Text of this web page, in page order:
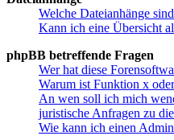
Welche Dateianhänge
Kann ich eine Übersicht
phpBB betreffende Fragen
Wer hat diese
Warum ist Funktion x
An wen soll ich mich
juristische Anfragen zu
Wie kann ich einen